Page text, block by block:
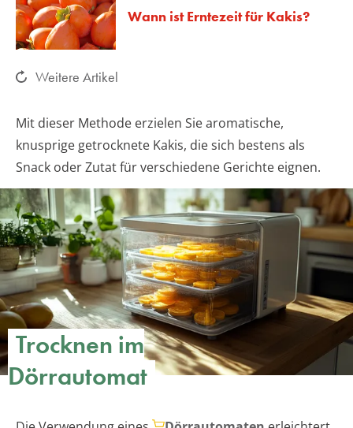
Wann ist Erntezeit für Kakis?
Weitere Artikel
Mit dieser Methode erzielen Sie aromatische,
knusprige getrocknete Kakis, die sich bestens als
Snack oder Zutat für verschiedene Gerichte eignen.
Trocknen im
Dörrautomat